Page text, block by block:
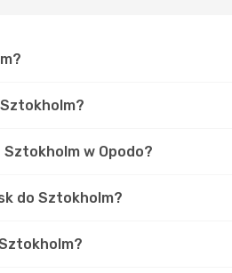
w Opodo?
do Sztokholm?